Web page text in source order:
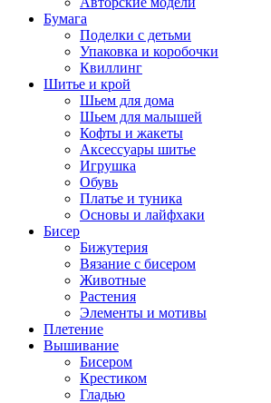
Бумага
Поделки с детьми
Упаковка и коробочки
Квиллинг
Шитье и крой
Шьем для дома
Шьем для малышей
Кофты и жакеты
Аксессуары шитье
Игрушка
Обувь
Платье и туника
Основы и лайфхаки
Бисер
Бижутерия
Вязание с бисером
Животные
Растения
Элементы и мотивы
Плетение
Вышивание
Бисером
Крестиком
Гладью